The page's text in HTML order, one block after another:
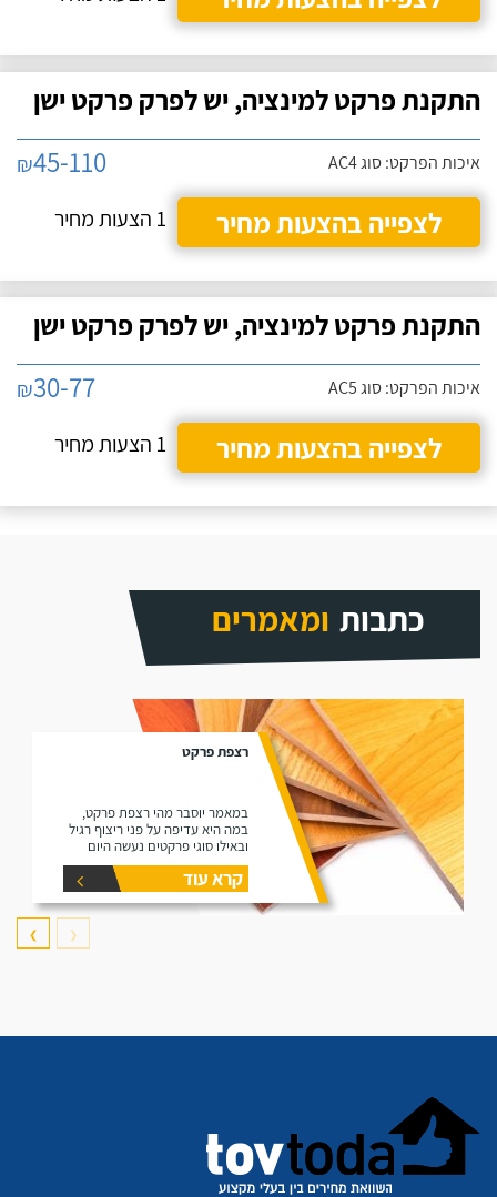
התקנת פרקט למינציה, יש לפרק פרקט ישן
איכות הפרקט: סוג AC4 ₪45-110
לצפייה בהצעות מחיר
1 הצעות מחיר
התקנת פרקט למינציה, יש לפרק פרקט ישן
איכות הפרקט: סוג AC5 ₪30-77
לצפייה בהצעות מחיר
1 הצעות מחיר
כתבות ומאמרים
רצפת פרקט
במאמר יוסבר מהי רצפת פרקט,
במה היא עדיפה על פני ריצוף רגיל
ובאילו סוגי פרקטים נעשה היום
שימוש בשוק (למינציה ועץ גושני).
קרא עוד
❮
❯